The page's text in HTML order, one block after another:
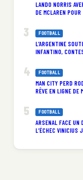
LANDO NORRIS
DE MCLAREN
FOOTBALL
L’ARGENTINE
INFANTINO,
FOOTBALL
MAN CITY PERD
RÊVE EN LIGNE DE
FOOTBALL
ARSENAL FACE UN
L’ÉCHEC VINICIUS